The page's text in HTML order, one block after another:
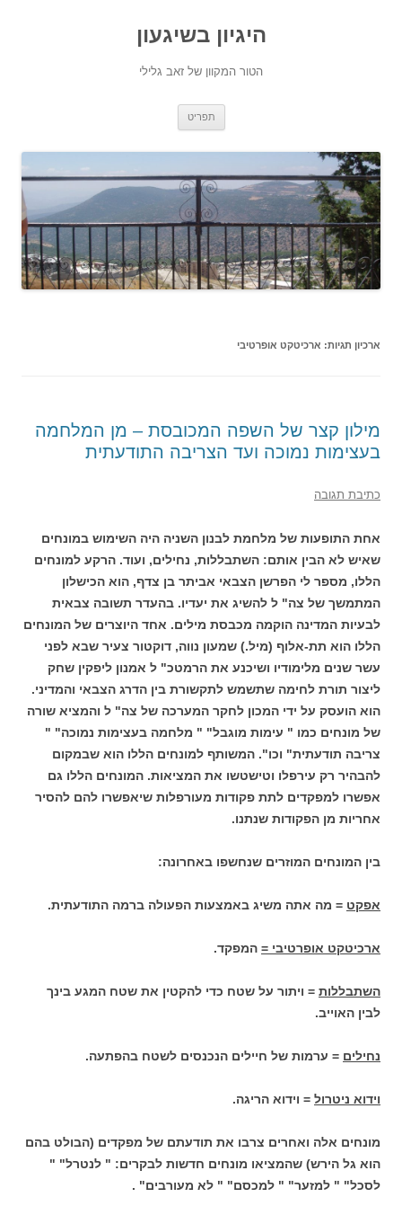
היגיון בשיגעון
הטור המקוון של זאב גלילי
תפריט
ארכיון תגיות: ארכיטקט אופרטיבי
מילון קצר של השפה המכובסת – מן המלחמה
בעצימות נמוכה ועד הצריבה התודעתית
כתיבת תגובה
אחת התופעות של מלחמת לבנון השניה היה השימוש במונחים
שאיש לא הבין אותם: השתבללות, נחילים, ועוד. הרקע למונחים
הללו, מספר לי הפרשן הצבאי אביתר בן צדף, הוא הכישלון
המתמשך של צה" ל להשיג את יעדיו. בהעדר תשובה צבאית
לבעיות המדינה הוקמה מכבסת מילים. אחד היוצרים של המונחים
הללו הוא תת-אלוף (מיל.) שמעון נווה, דוקטור צעיר שבא לפני
עשר שנים מלימודיו ושיכנע את הרמטכ" ל אמנון ליפקין שחק
ליצור תורת לחימה שתשמש לתקשורת בין הדרג הצבאי והמדיני.
הוא הועסק על ידי המכון לחקר המערכה של צה" ל והמציא שורה
של מונחים כמו " עימות מוגבל" " מלחמה בעצימות נמוכה" "
צריבה תודעתית" וכו". המשותף למונחים הללו הוא שבמקום
להבהיר רק עירפלו וטישטשו את המציאות. המונחים הללו גם
אפשרו למפקדים לתת פקודות מעורפלות שיאפשרו להם להסיר
אחריות מן הפקודות שנתנו.
בין המונחים המוזרים שנחשפו באחרונה:
אפקט = מה אתה משיג באמצעות הפעולה ברמה התודעתית.
ארכיטקט אופרטיבי = המפקד.
השתבללות = ויתור על שטח כדי להקטין את שטח המגע בינך
לבין האוייב.
נחילים = ערמות של חיילים הנכנסים לשטח בהפתעה.
וידוא ניטרול = וידוא הריגה.
מונחים אלה ואחרים צרבו את תודעתם של מפקדים (הבולט בהם
הוא גל הירש) שהמציאו מונחים חדשות לבקרים: " לנטרל" "
לסכל" " למזער" " למכסם" " לא מעורבים" .